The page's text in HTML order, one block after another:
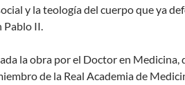
y la teología del cuerpo que ya
Pablo II.
la obra por el Doctor en Medicina,
de la Real Academia de